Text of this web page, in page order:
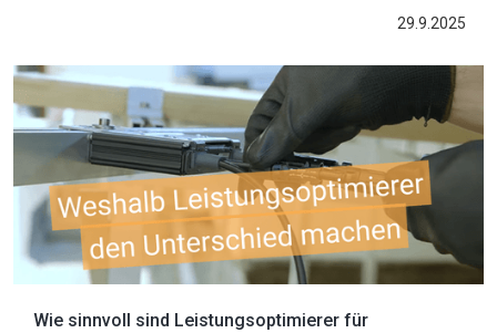
29.9.2025
Wie sinnvoll sind Leistungsoptimierer für